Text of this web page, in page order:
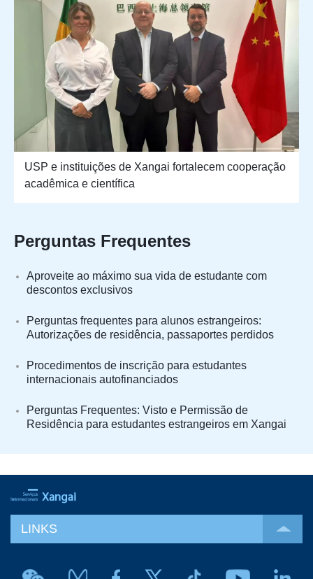
USP e instituições de Xangai fortalecem cooperação
acadêmica e científica
Perguntas Frequentes
Aproveite ao máximo sua vida de estudante com
descontos exclusivos
Perguntas frequentes para alunos estrangeiros:
Autorizações de residência, passaportes perdidos
Procedimentos de inscrição para estudantes
internacionais autofinanciados
Perguntas Frequentes: Visto e Permissão de
Residência para estudantes estrangeiros em Xangai
LINKS